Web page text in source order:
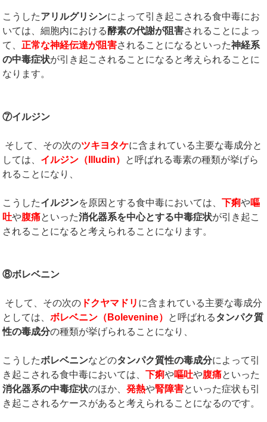
こうしたアリルグリシンによって引き起こされる食中毒にお
いては、細胞内における酵素の代謝が阻害されることによっ
て、正常な神経伝達が阻害されることになるといった神経系
の中毒症状が引き起こされることになると考えられることに
なります。
⑦イルジン
そして、その次のツキヨタケに含まれている主要な毒成分と
しては、 イルジン（ Illudin） と呼ばれる毒素の種類が挙げら
れることになり、
こうしたイルジンを原因とする食中毒においては、 下痢や嘔
吐や腹痛といった消化器系を中心とする中毒症状が引き起こ
されることになると考えられることになります。
⑧ボレベニン
そして、その次の ドクヤマドリ に含まれている主要な毒成分
としては、ボレベニン（ Bolevenine） と呼ばれるタンパク質
性の毒成分の種類が挙げられることになり、
こうしたボレベニンなどのタンパク質性の毒成分によって引
き起こされる食中毒においては、
下痢や嘔吐や腹痛といった
消化器系の中毒症状のほか、発熱や腎障害といった症状も引
き起こされるケースがあると考えられることになるのです。